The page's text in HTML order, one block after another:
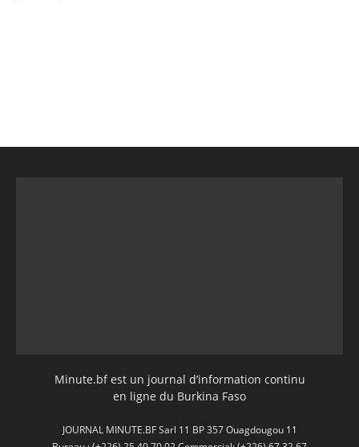
Minute.bf est un journal d’information continu
en ligne du Burkina Faso
JOURNAL MINUTE.BF Sarl 11 BP 357 Ouagdougou 11